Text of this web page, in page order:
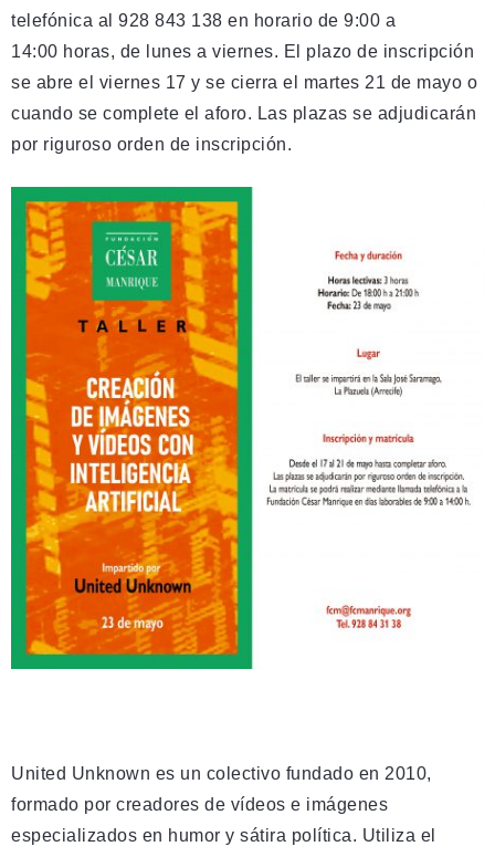
telefónica al 928 843 138 en horario de 9:00 a
14:00 horas, de lunes a viernes. El plazo de inscripción
se abre el viernes 17 y se cierra el martes 21 de mayo o
cuando se complete el aforo. Las plazas se adjudicarán
por riguroso orden de inscripción.
United Unknown es un colectivo fundado en 2010,
formado por creadores de vídeos e imágenes
especializados en humor y sátira política. Utiliza el